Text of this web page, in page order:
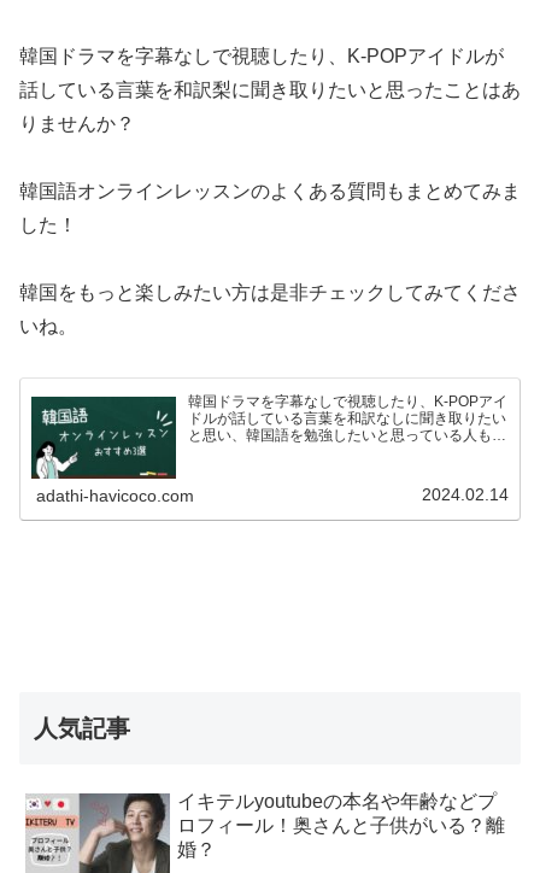
韓国ドラマを字幕なしで視聴したり、K-POPアイドルが
話している言葉を和訳梨に聞き取りたいと思ったことはあ
りませんか？
韓国語オンラインレッスンのよくある質問もまとめてみま
した！
韓国をもっと楽しみたい方は是非チェックしてみてくださ
いね。
韓国ドラマを字幕なしで視聴したり、K-POPアイ
ドルが話している言葉を和訳なしに聞き取りたい
と思い、韓国語を勉強したいと思っている人も多
adathi-havicoco.com 2024.02.14
人気記事
イキテルyoutubeの本名や年齢などプ
ロフィール！奥さんと子供がいる？離
婚？